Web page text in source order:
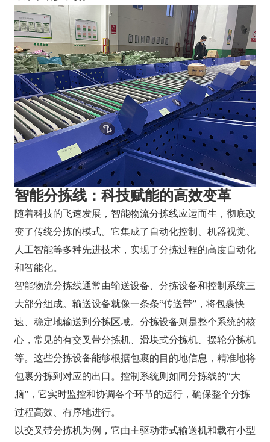
智能分拣线：科技赋能的高效变革
随着科技的飞速发展，智能物流分拣线应运而生，彻底改
变了传统分拣的模式。它集成了自动化控制、机器视觉、
人工智能等多种先进技术，实现了分拣过程的高度自动化
和智能化。
智能物流分拣线通常由输送设备、分拣设备和控制系统三
大部分组成。输送设备就像一条条“传送带”，将包裹快
速、稳定地输送到分拣区域。分拣设备则是整个系统的核
心，常见的有交叉带分拣机、滑块式分拣机、摆轮分拣机
等。这些分拣设备能够根据包裹的目的地信息，精准地将
包裹分拣到对应的出口。控制系统则如同分拣线的“大
脑”，它实时监控和协调各个环节的运行，确保整个分拣
过程高效、有序地进行。
以交叉带分拣机为例，它由主驱动带式输送机和载有小型